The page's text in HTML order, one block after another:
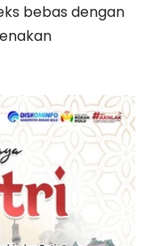
bebas dengan